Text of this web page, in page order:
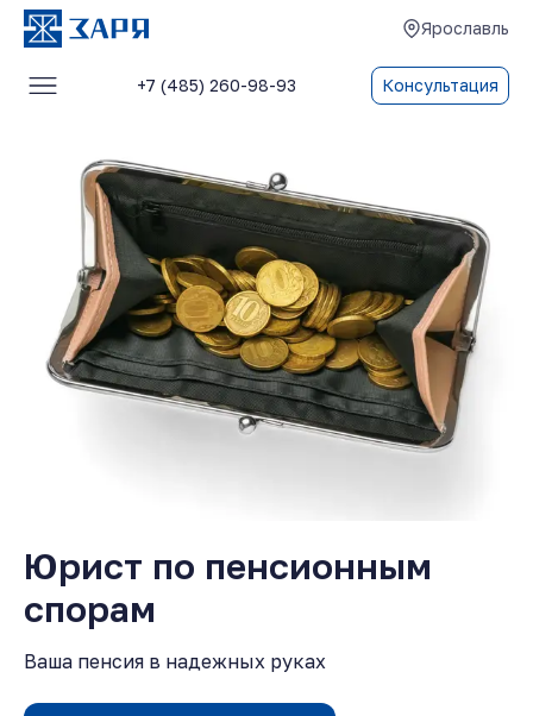
Ярославль
+7 (485) 260-98-93 Консультация
О компании
Отзывы
Контакты
Юрист по пенсионным
спорам
Ваша пенсия в надежных руках